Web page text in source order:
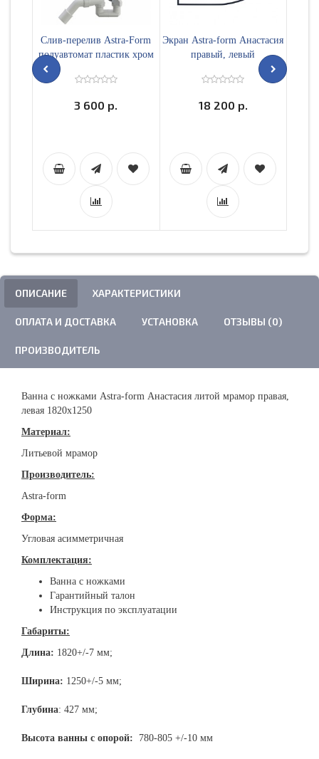
Слив-перелив Astra-Form
полуавтомат пластик хром
3 600 р.
Экран Astra-form Анастасия
правый, левый
18 200 р.
ОПИСАНИЕ ХАРАКТЕРИСТИКИ
ОПЛАТА И ДОСТАВКА УСТАНОВКА ОТЗЫВЫ (0)
ПРОИЗВОДИТЕЛЬ
Ванна с ножками Astra-form Анастасия литой мрамор правая,
левая 1820х1250
Материал:
Литьевой мрамор
Производитель:
Astra-form
Форма:
Угловая асимметричная
Комплектация:
Ванна с ножками
Гарантийный талон
Инструкция по эксплуатации
Габариты:
Длина: 1820+/-7 мм;
Ширина: 1250+/-5 мм;
Глубина: 427 мм;
Высота ванны с опорой: 780-805 +/-10 мм